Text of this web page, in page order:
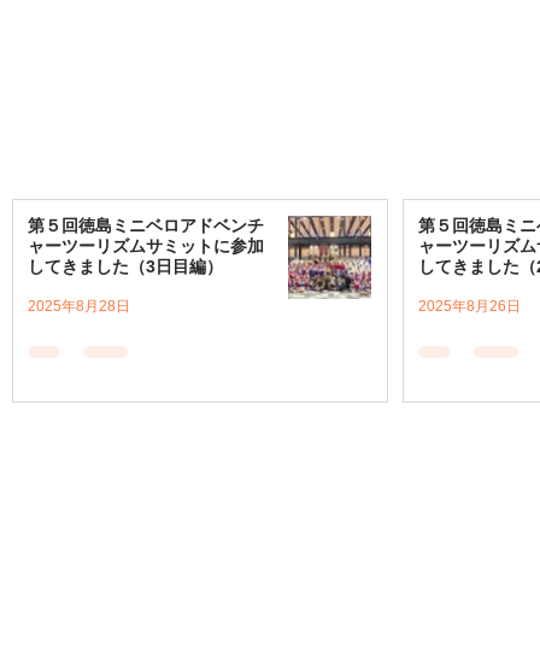
第５回徳島ミニベロアドベンチ
ャーツーリズムサミットに参加
してきました（3日目編）
2025年8月28日
第５回徳島ミ
ャーツーリズ
してきました
2025年8月26日